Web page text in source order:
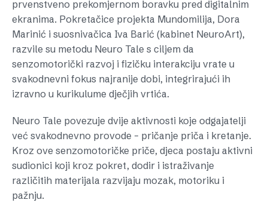
prvenstveno prekomjernom boravku pred digitalnim
ekranima. Pokretačice projekta Mundomilija, Dora
Marinić i suosnivačica Iva Barić (kabinet NeuroArt),
razvile su metodu Neuro Tale s ciljem da
senzomotorički razvoj i fizičku interakciju vrate u
svakodnevni fokus najranije dobi, integrirajući ih
izravno u kurikulume dječjih vrtića.
Neuro Tale povezuje dvije aktivnosti koje odgajatelji
već svakodnevno provode – pričanje priča i kretanje.
Kroz ove senzomotoričke priče, djeca postaju aktivni
sudionici koji kroz pokret, dodir i istraživanje
različitih materijala razvijaju mozak, motoriku i
pažnju.